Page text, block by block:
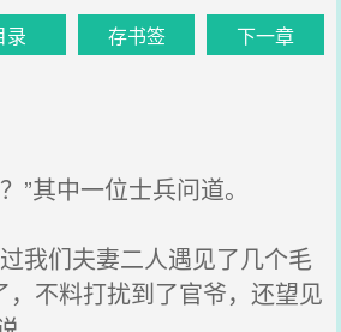
录 存书签 下一章
”其中一位士兵问道。
我们夫妻二人遇见了几个毛
，不料打扰到了官爷，还望见